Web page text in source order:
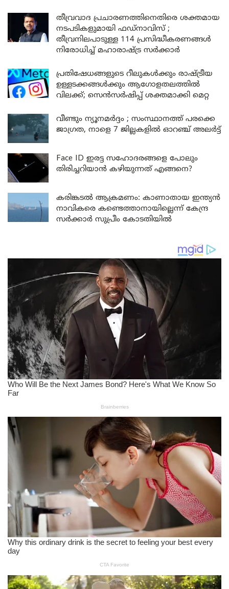
തീവ്രവാദ പ്രചാരണത്തിനെതിരെ ശക്തമായ
നടപടികളുമായി ഫഡ്നാവിസ് ;
തീവ്രനിലപാടുള്ള 114 പ്രസിദ്ധീകരണങ്ങൾ
നിരോധിച്ച് മഹാരാഷ്ട്ര സർക്കാർ
പ്രതിഷേധങ്ങളുടെ റീലുകൾക്കും രാഷ്ട്രീയ
ഉള്ളടക്കങ്ങൾക്കും ആഗോളതലത്തിൽ
വിലക്ക്; സെൻസർഷിപ്പ് ശക്തമാക്കി മെറ്റ
വീണ്ടും ന്യൂനമർദ്ദം ; സംസ്ഥാനത്ത് പരക്കെ
ജാഗ്രത, നാളെ 7 ജില്ലകളിൽ ഓറഞ്ച് അലർട്ട്
Face ID ഇരട്ട സഹോദരങ്ങളെ പോലും
തിരിച്ചറിയാൻ കഴിയുന്നത് എങ്ങനെ?
കരിങ്കടൽ ആക്രമണം: കാണാതായ ഇന്ത്യൻ
നാവികരെ കണ്ടെത്താനായില്ലെന്ന് കേന്ദ്ര
സർക്കാർ സുപ്രീം കോടതിയിൽ